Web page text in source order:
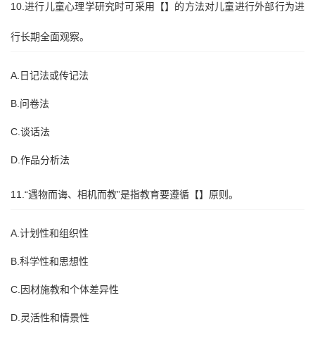
10.进行儿童心理学研究时可采用【】的方法对儿童进行外部行为进
行长期全面观察。
A.日记法或传记法
B.问卷法
C.谈话法
D.作品分析法
11.“遇物而诲、相机而教”是指教育要遵循【】原则。
A.计划性和组织性
B.科学性和思想性
C.因材施教和个体差异性
D.灵活性和情景性